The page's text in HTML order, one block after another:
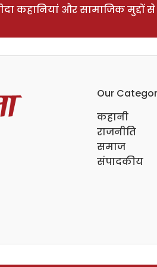
कहानियां और सामाजिक मुद्दों
Our
कहानी
राजनीति
समाज
संपादकीय